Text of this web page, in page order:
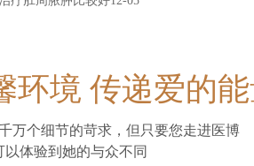
环境 传递爱的
万个细节的苛求，但只要您走进医博
以体验到她的与众不同